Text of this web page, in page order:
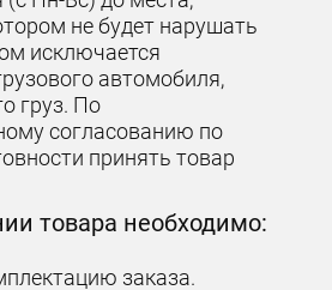
не будет нарушать
исключается
автомобиля,
груз. По
согласованию по
принять товар
товара необходимо:
заказа.